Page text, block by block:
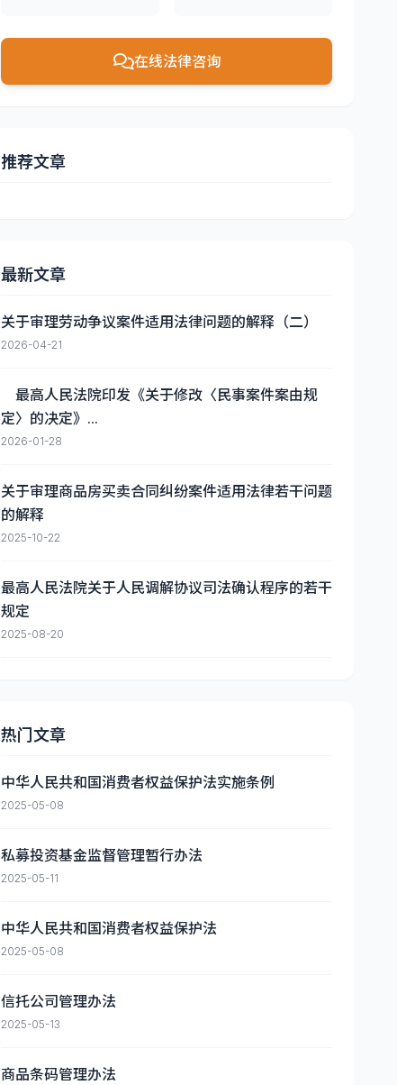
在线法律咨询
推荐文章
最新文章
关于审理劳动争议案件适用法律问题的解释（二）
2026-04-21
最高人民法院印发《关于修改〈民事案件案由规
定〉的决定》...
2026-01-28
关于审理商品房买卖合同纠纷案件适用法律若干问题
的解释
2025-10-22
最高人民法院关于人民调解协议司法确认程序的若干
规定
2025-08-20
热门文章
中华人民共和国消费者权益保护法实施条例
2025-05-08
私募投资基金监督管理暂行办法
2025-05-11
中华人民共和国消费者权益保护法
2025-05-08
信托公司管理办法
2025-05-13
商品条码管理办法